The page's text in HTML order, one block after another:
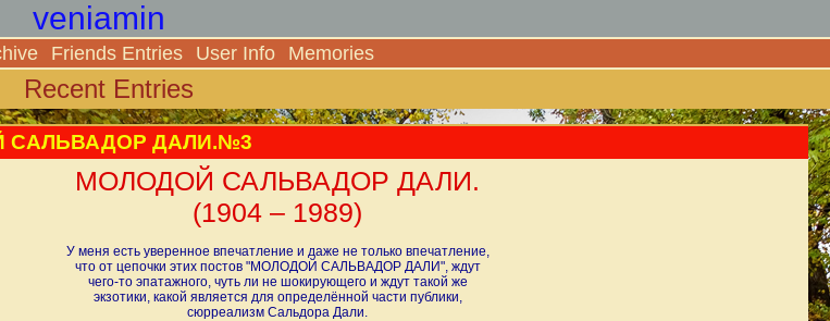
veniamin
Friends Entries User Info Memories
Recent Entries
САЛЬВАДОР ДАЛИ.№3
МОЛОДОЙ САЛЬВАДОР ДАЛИ.
(1904 – 1989)
У меня есть уверенное впечатление и даже не только впечатление,
что от цепочки этих постов "МОЛОДОЙ САЛЬВАДОР ДАЛИ", ждут
чего-то эпатажного, чуть ли не шокирующего и ждут такой же
экзотики, какой является для определённой части публики,
сюрреализм Сальдора Дали.